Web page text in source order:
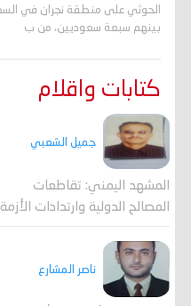
بينهم سبعة سعوديين، من ب
كتابات واقلام
جميل الشعبي
المشهد اليمني: تقاطعات
المصالح الدولية وارتدادات الأزمة
ناصر المشارع